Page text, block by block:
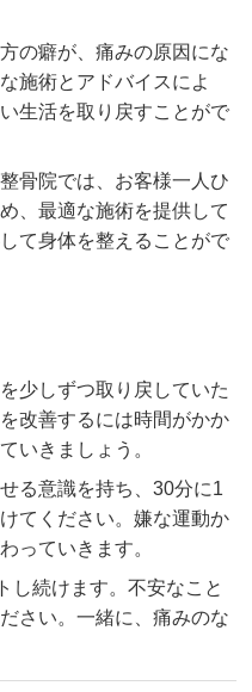
の癖が、痛みの原因にな
施術とアドバイスによ
生活を取り戻すことがで
骨院では、お客様一人ひ
、最適な施術を提供して
て身体を整えることがで
少しずつ取り戻していた
改善するには時間がかか
いきましょう。
る意識を持ち、30分に1
てください。嫌な運動か
っていきます。
し続けます。不安なこと
さい。一緒に、痛みのな